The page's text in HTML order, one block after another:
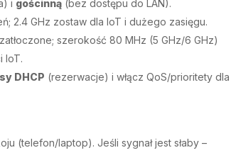
i gościnną (bez dostępu do LAN).
2.4 GHz zostaw dla IoT i dużego zasięgu.
szerokość 80 MHz (5 GHz/6 GHz)
IoT.
DHCP (rezerwacje) i włącz QoS/prioritety dla
(telefon/laptop). Jeśli sygnał jest słaby –